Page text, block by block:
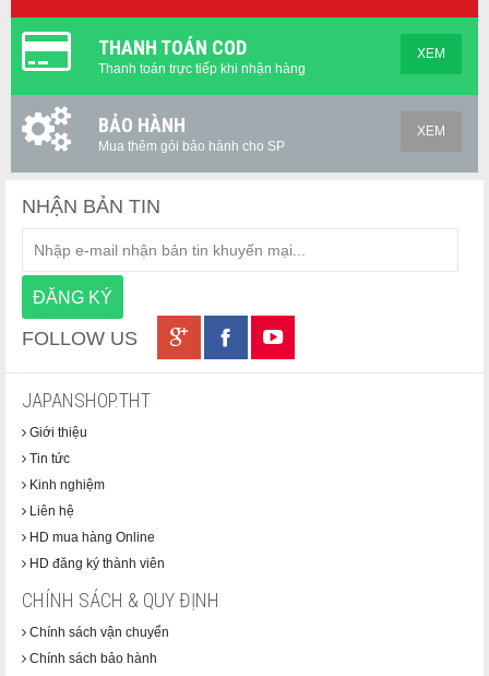
Thành phần
bột, muối, bột nở, chất nhũ hóa (đậu nành), hương liệu, natri
caseinat (sữa).
THANH TOÁN COD
Thanh toán trực tiếp khi nhận hàng
XEM
BẢO HÀNH
Mua thêm gói bảo hành cho SP
XEM
NHẬN BẢN TIN
FOLLOW US
JAPANSHOP.THT
Giới thiệu
Tin tức
Kinh nghiệm
Liên hệ
HD mua hàng Online
HD đăng ký thành viên
CHÍNH SÁCH & QUY ĐỊNH
Chính sách vận chuyển
Chính sách bảo hành